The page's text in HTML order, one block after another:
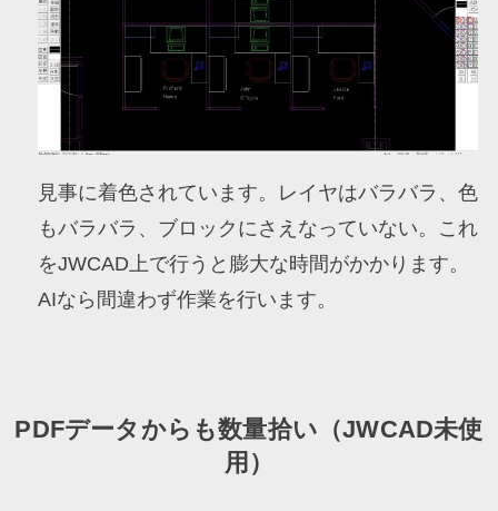
見事に着色されています。レイヤはバラバラ、色
もバラバラ、ブロックにさえなっていない。これ
をJWCAD上で行うと膨大な時間がかかります。
AIなら間違わず作業を行います。
PDFデータからも数量拾い（JWCAD未使
用）